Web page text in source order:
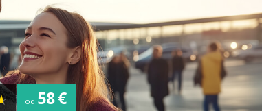
od 58 €